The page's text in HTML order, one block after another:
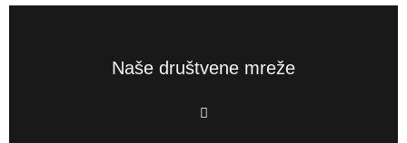
Naše društvene mreže
F
a